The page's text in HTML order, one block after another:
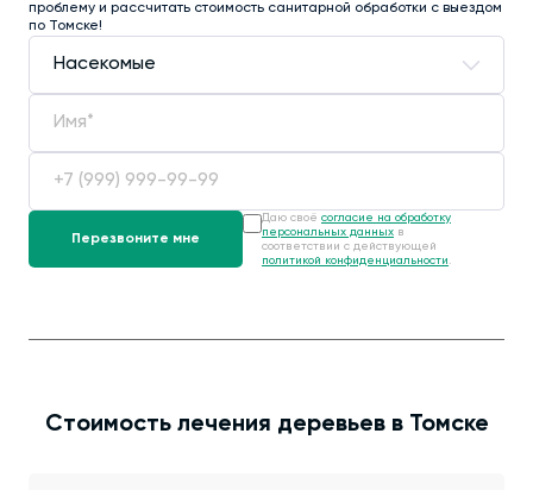
проблему и рассчитать стоимость санитарной обработки с выездом
по Томске!
Даю своё согласие на обработку
персональных данных в
соответствии с действующей
политикой конфиденциальности .
Стоимость лечения деревьев в Томске